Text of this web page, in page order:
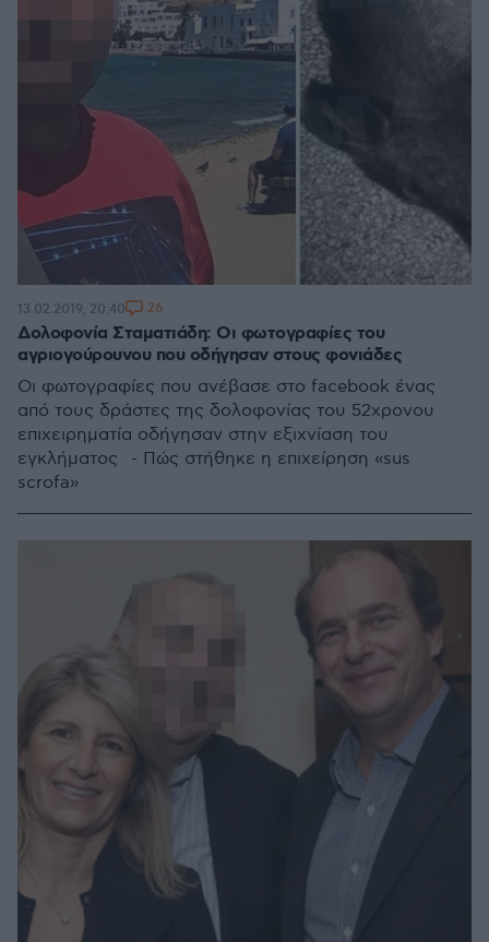
Δολοφονία Σταματιάδη: Οι φωτογραφίες του
αγριογούρουνου που οδήγησαν στους φονιάδες
Οι φωτογραφίες που ανέβασε στο facebook ένας
από τους δράστες της δολοφονίας του 52χρονου
επιχειρηματία οδήγησαν στην εξιχνίαση του
εγκλήματος - Πώς στήθηκε η επιχείρηση «sus
scrofa»
13.02.2019, 20:40 26